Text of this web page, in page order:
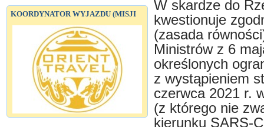
KOORDYNATOR WYJAZDU (MISJI
W skardze do
kwestionuje
(zasada
Ministrów z 6
określonych
z wystąpieniem
czerwca 2021 r.
(z którego nie
kierunku SARS-